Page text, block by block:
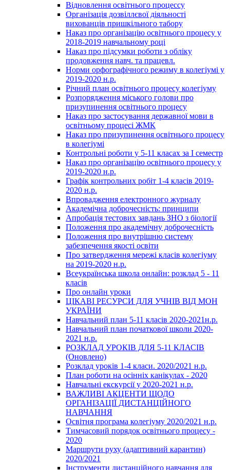
Відновлення освітнього процессу
Організація дозвіллєвої діяльності
вихованців пришкільного табору
Наказ про організацію освітнього процесу у
2018-2019 навчальному році
Наказ про підсумки роботи з обліку
продовження навч. та працевл.
Норми орфографічного режиму в колегіумі у
2019-2020 н.р.
Річний план освітнього процесу колегіуму
Розпорядження міського голови про
призупинення освітнього процесу
Наказ про застосування державної мови в
освітньому процесі ЖМК
Наказ про призупинення освітнього процесу
в колегіумі
Контрольні роботи у 5-11 класах за І семестр
Наказ про організацію освітнього процесу у
2019-2020 н.р.
Графік контрольних робіт 1-4 класів 2019-
2020 н.р.
Впровадження електронного журналу
Академічна доброчесність: принципи
Апробація тестових завдань ЗНО з біології
Положення про академічну доброчесність
Положення про внутрішню систему
забезпечення якості освіти
Про затвердження мережі класів колегіуму
на 2019-2020 н.р.
Всеукраїнська школа онлайн: розклад 5 - 11
класів
Про онлайн уроки
ЦІКАВІ РЕСУРСИ ДЛЯ УЧНІВ ВІД МОН
УКРАЇНИ
Навчальний план 5-11 класів 2020-2021н.р.
Навчальний план початкової школи 2020-
2021 н.р.
РОЗКЛАД УРОКІВ ДЛЯ 5-11 КЛАСІВ
(Оновлено)
Розклад уроків 1-4 класи. 2020/2021 н.р.
План роботи на осінніх канікулах - 2020
Навчальні екскурсії у 2020-2021 н.р.
ВАЖЛИВІ АКЦЕНТИ ЩОДО
ОРГАНІЗАЦІЇ ДИСТАНЦІЙНОГО
НАВЧАННЯ
Освітня програма колегіуму 2020/2021 н.р.
Тимчасовий порядок освітнього процесу -
2020
Маршрути руху (адаптивний карантин)
2020/2021
Інструменти дистанційного навчання для